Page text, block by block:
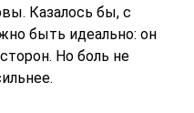
Казалось бы, с
быть идеально: он
Но боль не